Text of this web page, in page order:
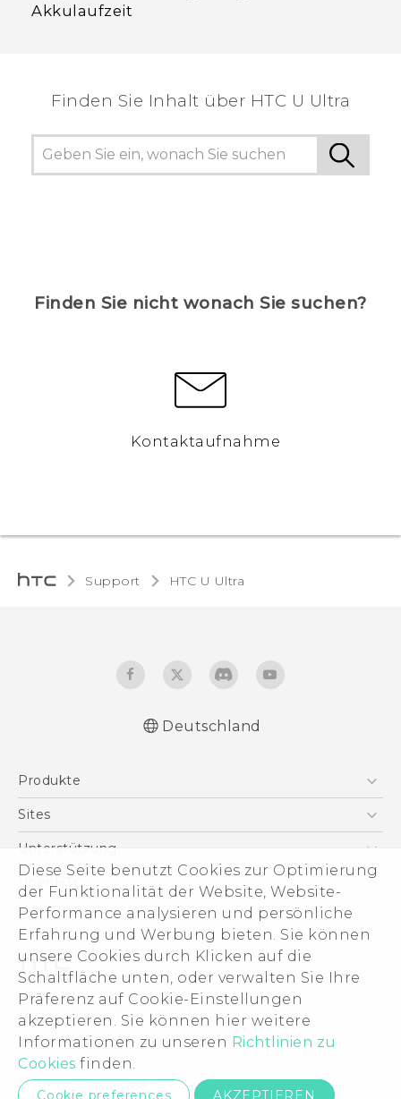
Diese Seite benutzt Cookies zur Optimierung
der Funktionalität der Website, Website-
Performance analysieren und persönliche
Erfahrung und Werbung bieten. Sie können
unsere Cookies durch Klicken auf die
Schaltfläche unten, oder verwalten Sie Ihre
Präferenz auf Cookie-Einstellungen
akzeptieren. Sie können hier weitere
Informationen zu unseren Richtlinien zu
Cookies finden.
Cookie preferences AKZEPTIEREN
Akkulaufzeit
Finden Sie Inhalt über‎ HTC U Ultra
Finden Sie nicht wonach Sie suchen?
Kontaktaufnahme
Support HTC U Ultra‎
behördliche Bestimmungen
English - Quick start guide
English - User manual
English - Safety and regulatory guide
Deutschland
Produkte
Smartphones
VIVE
Zubehör
Sites
HTC Dev
HTC Vive
Unterstützung
Unterstützung
eCommerce Support
Über HTC
ESG
Impressum
Investor
Cookie Preferences
Offene Stellen
Security and Privacy Whitepaper
© 2011-2026 HTC Corporation
Legal Terms
Datenschutzkontakt:Global-Privacy@htc.com